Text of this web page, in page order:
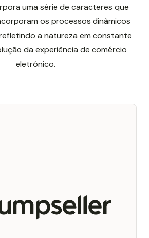
uma série de caracteres que
os processos dinâmicos
a natureza em constante
da experiência de comércio
eletrônico.